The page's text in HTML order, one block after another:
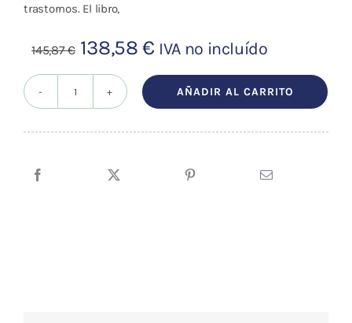
Material de
OFERTAS
trastornos. El libro,
145,87€ El
precio
original
138,58€El
precio
actual
IVA no incluído
MEDICINA
AÑADIR AL CARRITO